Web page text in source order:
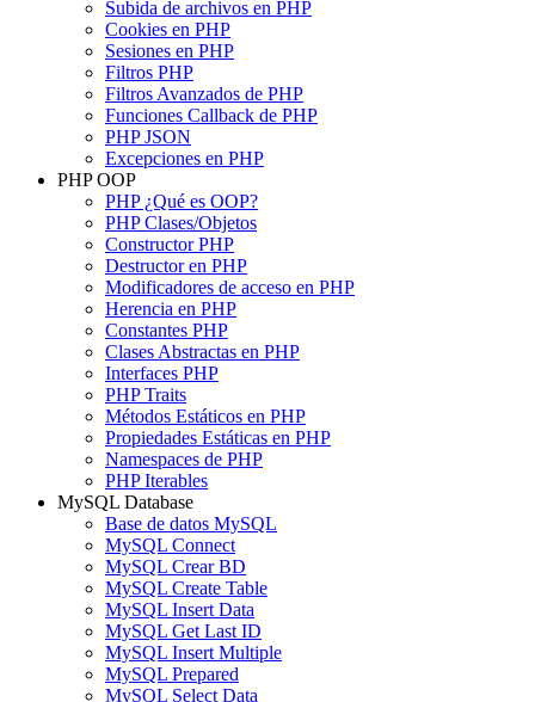
Subida de archivos en PHP
Cookies en PHP
Sesiones en PHP
Filtros PHP
Filtros Avanzados de PHP
Funciones Callback de PHP
PHP JSON
Excepciones en PHP
PHP OOP
PHP ¿Qué es OOP?
PHP Clases/Objetos
Constructor PHP
Destructor en PHP
Modificadores de acceso en PHP
Herencia en PHP
Constantes PHP
Clases Abstractas en PHP
Interfaces PHP
PHP Traits
Métodos Estáticos en PHP
Propiedades Estáticas en PHP
Namespaces de PHP
PHP Iterables
MySQL Database
Base de datos MySQL
MySQL Connect
MySQL Crear BD
MySQL Create Table
MySQL Insert Data
MySQL Get Last ID
MySQL Insert Multiple
MySQL Prepared
MySQL Select Data